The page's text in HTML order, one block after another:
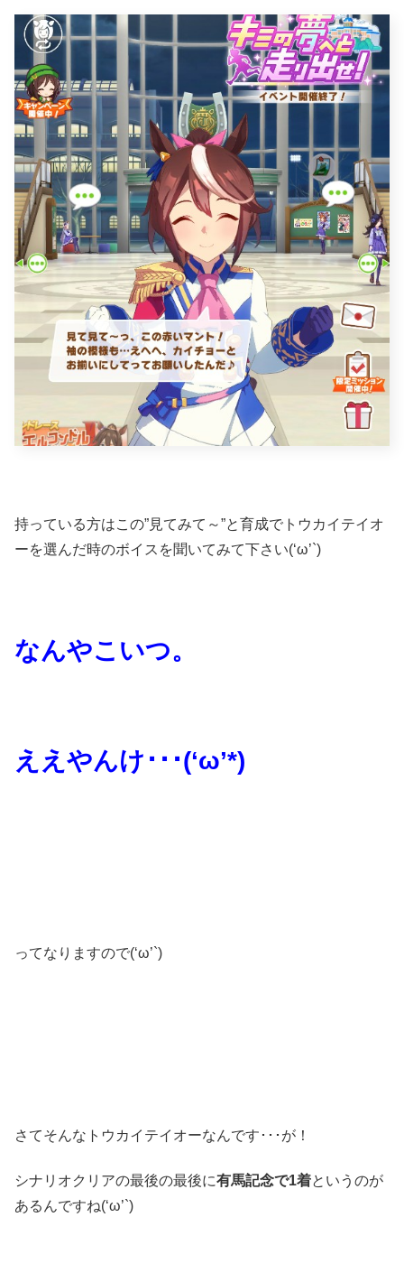
持っている方はこの”見てみて～”と育成でトウカイテイオ
ーを選んだ時のボイスを聞いてみて下さい(‘ω’`)
なんやこいつ。
ええやんけ･･･(‘ω’*)
ってなりますので(‘ω’`)
さてそんなトウカイテイオーなんです･･･が！
シナリオクリアの最後の最後に有馬記念で1着というのが
あるんですね(‘ω’`)